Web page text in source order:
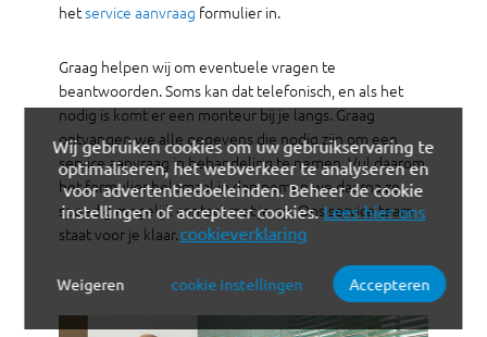
hetservice aanvraag formulier in.
Graag helpen wij om eventuele vragen te
beantwoorden. Soms kan dat telefonisch, en als het
nodig is komt er een monteur bij je langs. Graag
ontvangen we alle gegevens die nodig zijn om een
service aanvraag in behandeling te nemen. Vul daarom
het formulier helemaal in dan nemen we daarna zo
spoedig mogelijk contact met je op. Ons service team
staat voor je klaar.
Wij gebruiken cookies om uw gebruikservaring te
optimaliseren, het webverkeer te analyseren en
voor advertentiedoeleinden. Beheer de cookie
instellingen of accepteer cookies.Lees hier ons
cookieverklaring
Verplichte cookies Functionele cookies
Weigeren cookie instellingen Accepteren